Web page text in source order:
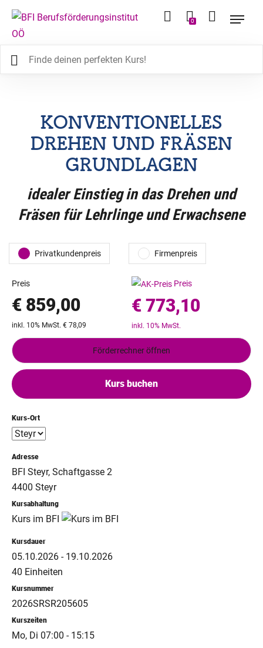
0
KONVENTIONELLES
DREHEN UND FRÄSEN
GRUNDLAGEN
idealer Einstieg in das Drehen und
Fräsen für Lehrlinge und Erwachsene
Kurs-Ort
Adresse
BFI Steyr, Schaftgasse 2
4400 Steyr
Kursabhaltung
Kurs im BFI
Kursdauer
05.10.2026 - 19.10.2026
40 Einheiten
Kursnummer
2026SRSR205605
Kurszeiten
Mo, Di 07:00 - 15:15
Privatkundenpreis Firmenpreis
Preis
€ 859,00
inkl. 10% MwSt. € 78,09
Preis
€ 773,10
inkl. 10% MwSt.
Förderrechner öffnen
Kurs buchen